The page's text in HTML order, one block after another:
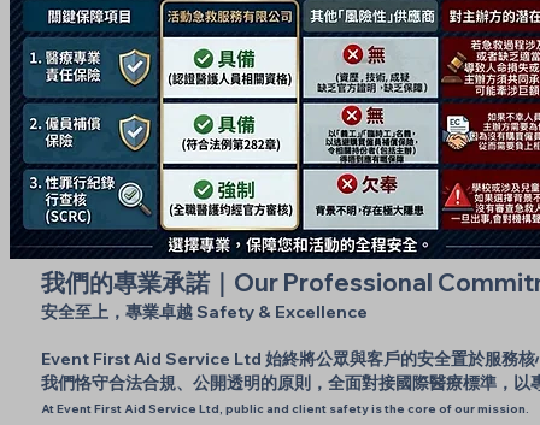
我們的專業承諾｜Our Professional
安全至上，專業卓越 Safety & Excellence
Event First Aid Service Ltd 始終將公眾與客戶的安全置於服務核
我們恪守合法合規、公開透明的原則，全面對接國際醫療標準，
At Event First Aid Service Ltd, public and client safety is the core of our mission.